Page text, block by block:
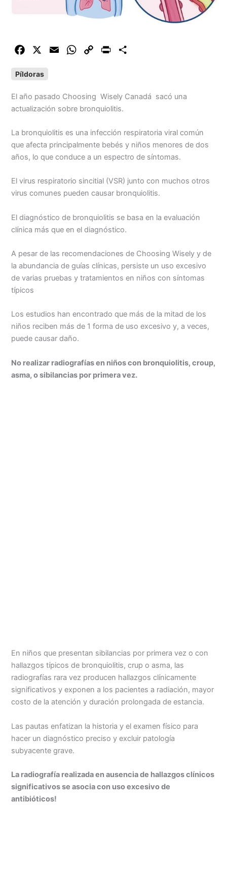
c
b
o
k
W
s
p
p
C
L
n
k
t
a
t
i
r
Píldoras
El año pasado Choosing Wisely Canadá sacó una
actualización sobre bronquiolitis.
La bronquiolitis es una infección respiratoria viral común
que afecta principalmente bebés y niños menores de dos
años, lo que conduce a un espectro de síntomas.
El virus respiratorio sincitial (VSR) junto con muchos otros
virus comunes pueden causar bronquiolitis.
El diagnóstico de bronquiolitis se basa en la evaluación
clínica más que en el diagnóstico.
A pesar de las recomendaciones de Choosing Wisely y de
la abundancia de guías clínicas, persiste un uso excesivo
de varias pruebas y tratamientos en niños con síntomas
típicos
Los estudios han encontrado que más de la mitad de los
niños reciben más de 1 forma de uso excesivo y, a veces,
puede causar daño.
No realizar radiografías en niños con bronquiolitis, croup,
asma, o sibilancias por primera vez.
En niños que presentan sibilancias por primera vez o con
hallazgos típicos de bronquiolitis, crup o asma, las
radiografías rara vez producen hallazgos clínicamente
significativos y exponen a los pacientes a radiación, mayor
costo de la atención y duración prolongada de estancia.
Las pautas enfatizan la historia y el examen físico para
hacer un diagnóstico preciso y excluir patología
subyacente grave.
La radiografía realizada en ausencia de hallazgos clínicos
significativos se asocia con uso excesivo de
antibióticos!